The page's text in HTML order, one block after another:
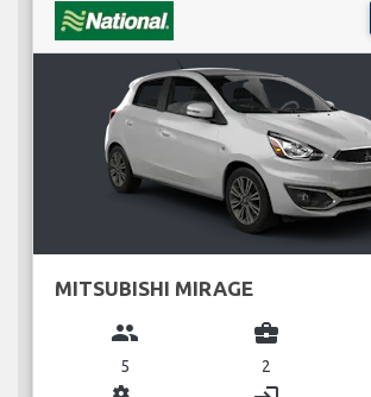
MITSUBISHI MIRAGE
group
5
business_center
2